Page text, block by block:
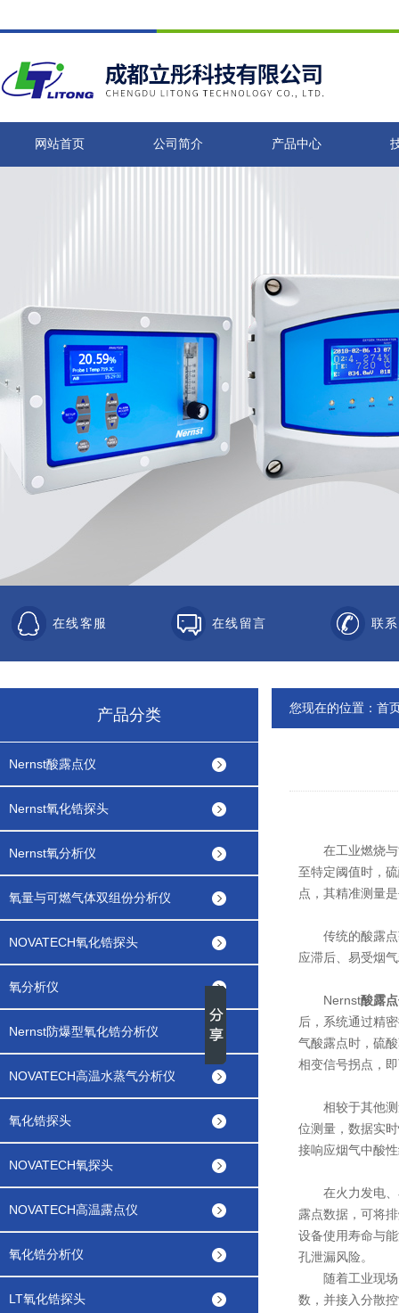
网站首页 公司简介 产品中心
在线客服 在线留言 联
产品分类
Nernst酸露点仪
Nernst氧化锆探头
Nernst氧分析仪
氧量与可燃气体双组份分析仪
NOVATECH氧化锆探头
氧分析仪
Nernst防爆型氧化锆分析仪
NOVATECH高温水蒸气分析仪
氧化锆探头
NOVATECH氧探头
NOVATECH高温露点仪
氧化锆分析仪
LT氧化锆探头
您现在的位置： 首
在工业燃烧与
至特定阈值时，
点，其精准测量
传统的酸露点
应滞后、易受烟
Nernst酸露
后，系统通过精
气酸露点时，硫
相变信号拐点，
相较于其他测
位测量，数据实
接响应烟气中酸
在火力发电、
露点数据，可将
设备使用寿命与
孔泄漏风险。
随着工业现场
数，并接入分散